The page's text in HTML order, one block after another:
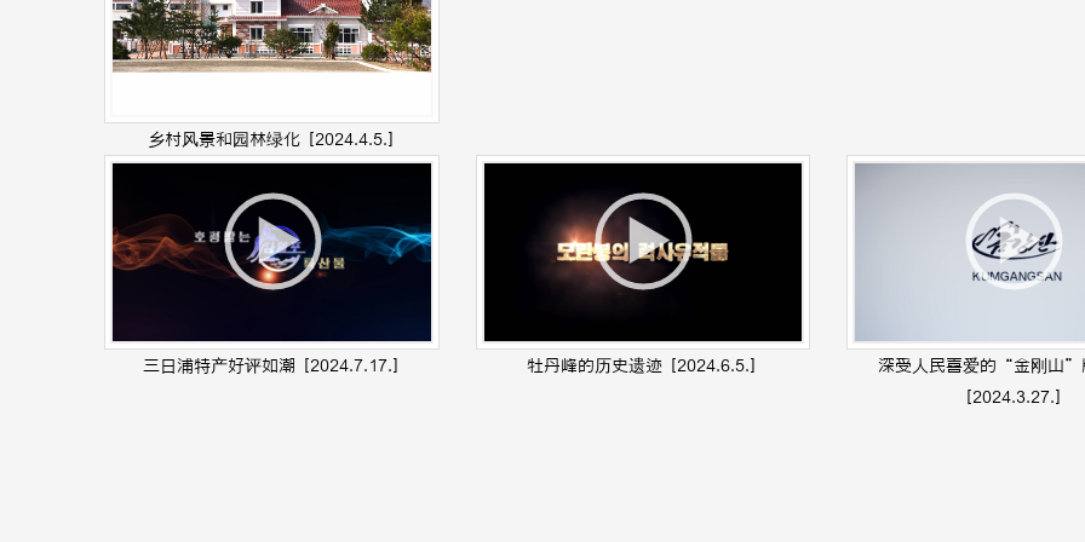
乡村风景和园林绿化 [2024.4.5.]
三日浦特产好评如潮 [2024.7.17.] 牡丹峰的历史遗迹 [2024.6.5.]
深受人民喜爱的“金刚山”
[2024.3.27.]